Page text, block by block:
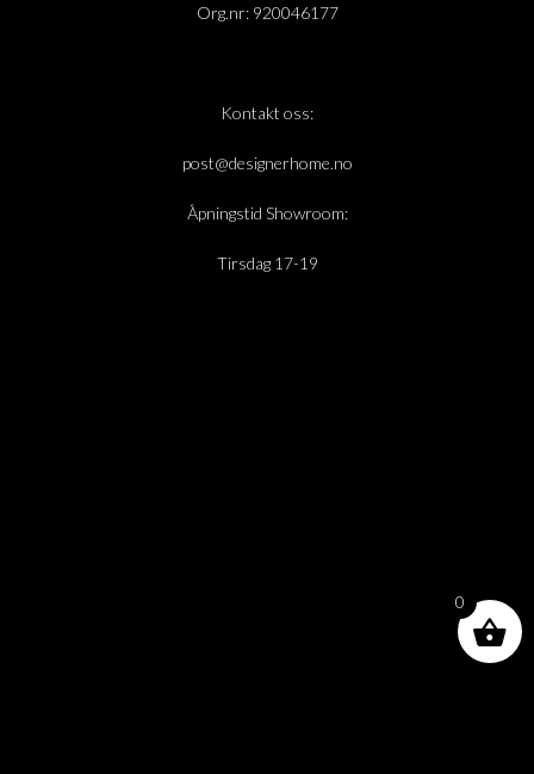
Org.nr: 920046177
Kontakt oss:
post@designerhome.no
Åpningstid Showroom:
Tirsdag 17-19
0